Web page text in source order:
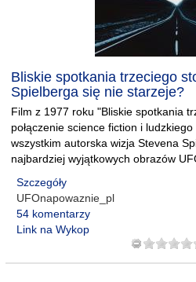
Bliskie spotkania trzeciego
Spielberga się nie starzeje?
Film z 1977 roku "Bliskie spotkania
połączenie science fiction i
wszystkim autorska wizja Stevena
najbardziej wyjątkowych obrazów
Szczegóły
UFOnapowaznie_pl
54 komentarzy
Link na Wykop